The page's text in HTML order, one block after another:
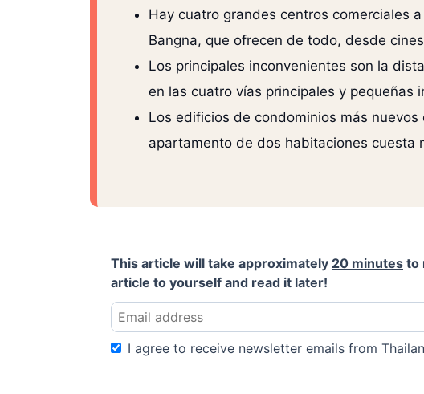
Hay cuatro grandes centros comerciales
Bangna, que ofrecen de todo, desde
Los principales inconvenientes son la
en las cuatro vías principales y pequeñas
Los edificios de condominios más
apartamento de dos habitaciones cuesta
This article will take approximately 20 minutes to
article to yourself and read it later!
I agree to receive newsletter emails from